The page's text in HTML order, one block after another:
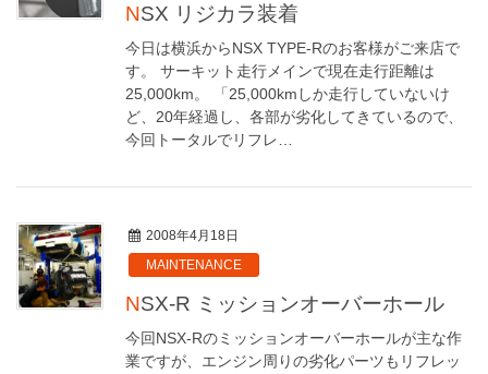
NSX リジカラ装着
今日は横浜からNSX TYPE-Rのお客様がご来店で
す。 サーキット走行メインで現在走行距離は
25,000km。 「25,000kmしか走行していないけ
ど、20年経過し、各部が劣化してきているので、
今回トータルでリフレ…
2008年4月18日
MAINTENANCE
NSX-R ミッションオーバーホール
今回NSX-Rのミッションオーバーホールが主な作
業ですが、エンジン周りの劣化パーツもリフレッ